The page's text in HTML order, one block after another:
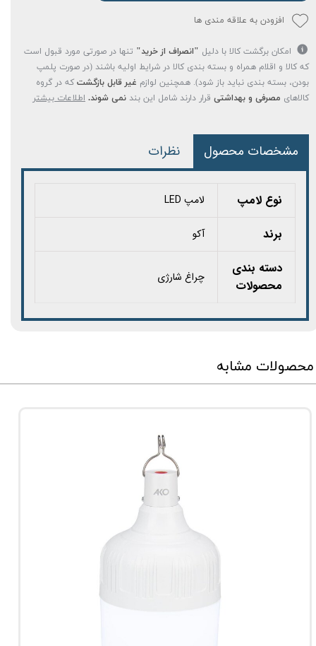
افزودن به علاقه مندی ها
امکان برگشت کالا با دلیل "انصراف از خرید" تنها در صورتی مورد قبول است
که کالا و اقلام همراه و بسته بندی کالا در شرایط اولیه باشند (در صورت پلمپ
بودن، بسته بندی نباید باز شود). همچنین لوازم غیر قابل بازگشت که در گروه
کالاهای مصرفی و بهداشتی قرار دارند شامل این بند نمی شوند. اطلاعات بیشتر
مشخصات محصول نظرات
نوع لامپ لامپ LED
برند آکو
دسته بندی
محصولات
چراغ شارژی
محصولات مشابه